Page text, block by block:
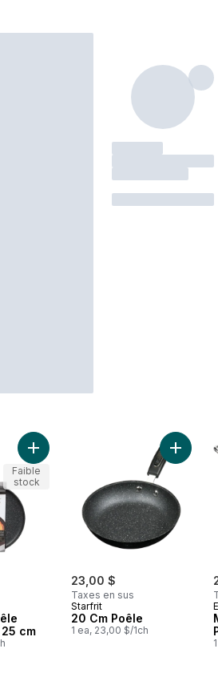
antiadhésive de 1,8 pinte avec
cm
Ajouter The Rock Poêle Multi-
Faible
stock
23,00 $
Taxes en sus
Starfrit
20 Cm Poêle
1 ea, 23,00 $/1ch
Ajouter